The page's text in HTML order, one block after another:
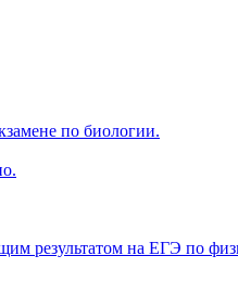
по биологии.
результатом на ЕГЭ по